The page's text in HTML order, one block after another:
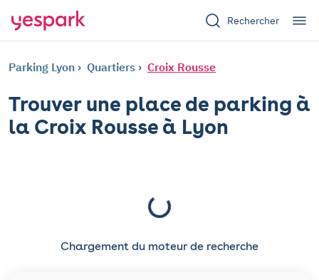
Rechercher
Parking Lyon Quartiers Croix Rousse
Trouver une place de parking à
la Croix Rousse à Lyon
Chargement du moteur de recherche